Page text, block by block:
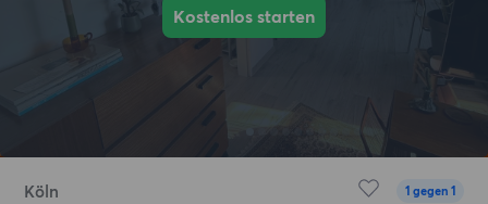
Kostenlos starten
Köln 1 gegen 1